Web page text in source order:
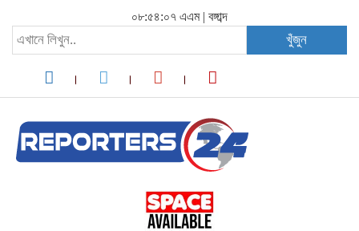
০৮:৫৪:০৭ এএম| বঙ্গাব্দ
খুঁজুন